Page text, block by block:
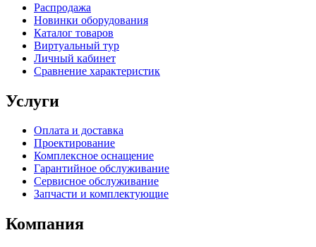
Распродажа
Новинки оборудования
Каталог товаров
Виртуальный тур
Личный кабинет
Сравнение характеристик
Услуги
Оплата и доставка
Проектирование
Комплексное оснащение
Гарантийное обслуживание
Сервисное обслуживание
Запчасти и комплектующие
Компания